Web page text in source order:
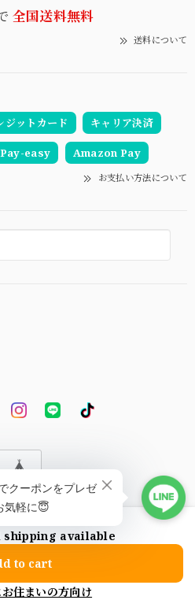
全国送料無料
送料について
ジットカード キャリア決済
Pay-easy Amazon Pay
お支払い方法について
EBiS GEM
available
to cart
住まいの方向け
プに質問する